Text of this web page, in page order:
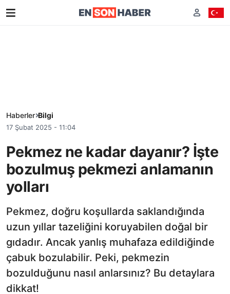
Haberler Bilgi
17 Şubat 2025 - 11:04
Pekmez ne kadar dayanır? İşte
bozulmuş pekmezi anlamanın
yolları
Pekmez, doğru koşullarda saklandığında
uzun yıllar tazeliğini koruyabilen doğal bir
gıdadır. Ancak yanlış muhafaza edildiğinde
çabuk bozulabilir. Peki, pekmezin
bozulduğunu nasıl anlarsınız? Bu detaylara
dikkat!